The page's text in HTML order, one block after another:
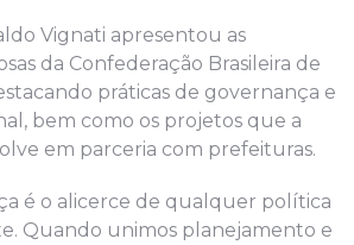
Vignati apresentou as
da Confederação Brasileira de
práticas de governança e
bem como os projetos que a
em parceria com prefeituras.
é o alicerce de qualquer política
Quando unimos planejamento e